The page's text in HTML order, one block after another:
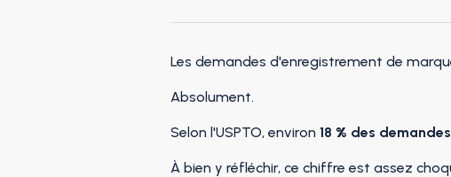
Les demandes d'enregistrement de
Absolument.
Selon l'USPTO, environ 18 % des
À bien y réfléchir, ce chiffre est assez